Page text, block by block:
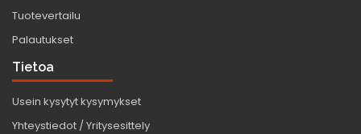
Tuotevertailu
Palautukset
Tietoa
Usein kysytyt kysymykset
Yhteystiedot / Yritysesittely